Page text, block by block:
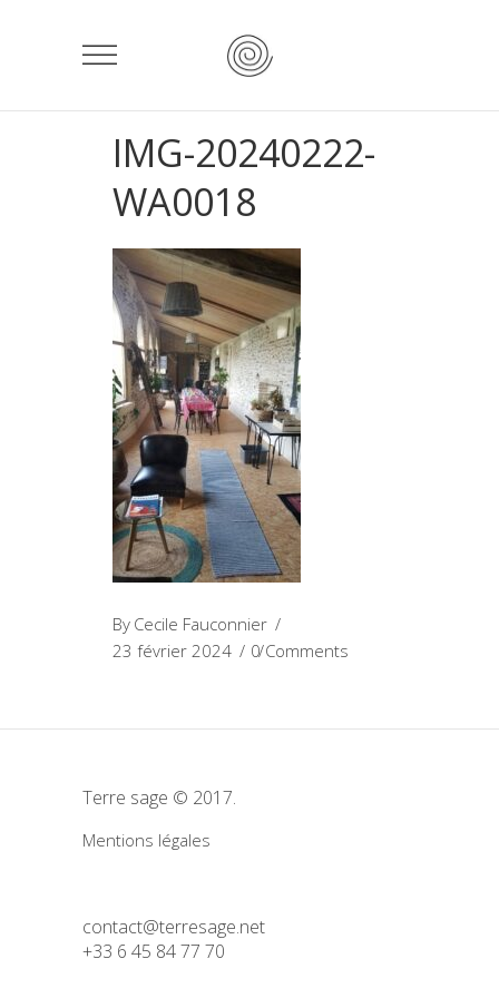
IMG-20240222-
WA0018
By Cecile Fauconnier
23 février 2024
0 Comments
Terre sage © 2017.
Mentions légales
contact@terresage.net
+33 6 45 84 77 70